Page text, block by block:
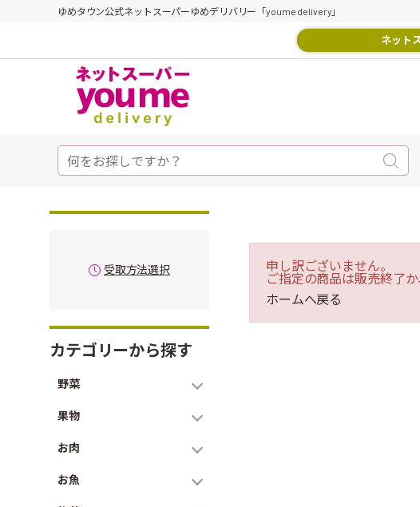
ゆめタウン公式ネットスーパーゆめデリバリー「youme delivery」
ネット
受取方法選択
カテゴリーから探す
野菜
果物
お肉
お魚
申し訳ございません。
ご指定の商品は販売終了
ホームへ戻る